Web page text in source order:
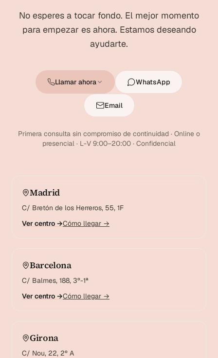
No esperes a tocar fondo. El mejor momento
para empezar es ahora. Estamos deseando
ayudarte.
Llamar ahora WhatsApp
Email
Primera consulta sin compromiso de continuidad · Online o
presencial · L-V 9:00–20:00 · Confidencial
Madrid
C/ Bretón de los Herreros, 55, 1F
Ver centro →Cómo llegar →
Barcelona
C/ Balmes, 188, 3º-1ª
Ver centro →Cómo llegar →
Girona
C/ Nou, 22, 2º A